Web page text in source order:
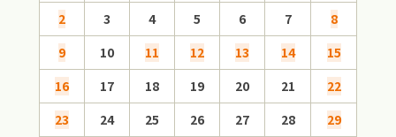
2
3 4 5 6 7
8
9
10 11 12 13 14
15
16
17 18 19 20 21
22
23
24 25 26 27 28
29